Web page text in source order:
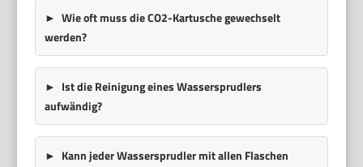
Wie oft muss die CO2-Kartusche gewechselt
werden?
Ist die Reinigung eines Wassersprudlers
aufwändig?
Kann jeder Wassersprudler mit allen Flaschen